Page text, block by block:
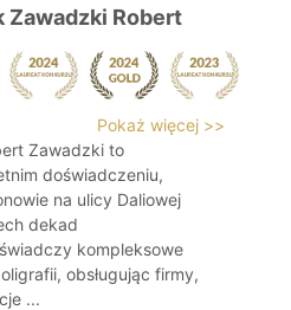
Zawadzki Robert
Pokaż więcej >>
Zawadzki to
doświadczeniu,
na ulicy Daliowej
dekad
kompleksowe
obsługując firmy,
...